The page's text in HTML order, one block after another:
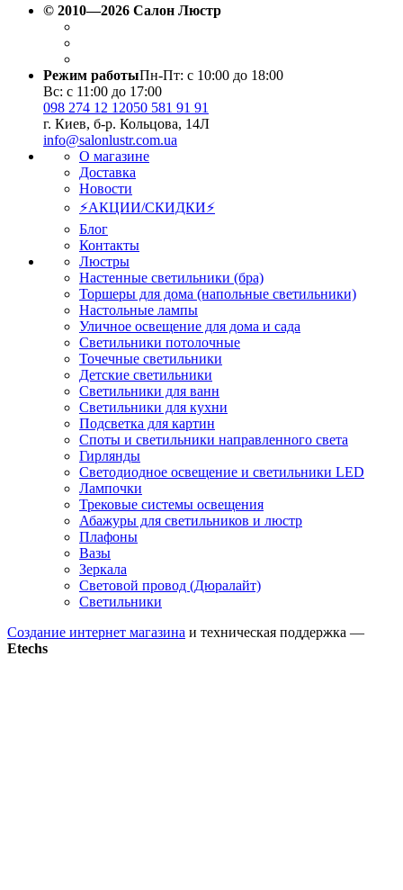
© 2010—2026 Салон Люстр
Режим работыПн-Пт: с 10:00 до 18:00
Вс: с 11:00 до 17:00
098 274 12 12050 581 91 91
г. Киев, б-р. Кольцова, 14Л
info@salonlustr.com.ua
О магазине
Доставка
Новости
⚡АКЦИИ/СКИДКИ⚡
Блог
Контакты
Люстры
Настенные светильники (бра)
Торшеры для дома (напольные светильники)
Настольные лампы
Уличное освещение для дома и сада
Светильники потолочные
Точечные светильники
Детские светильники
Светильники для ванн
Светильники для кухни
Подсветка для картин
Споты и светильники направленного света
Гирлянды
Светодиодное освещение и светильники LED
Лампочки
Трековые системы освещения
Абажуры для светильников и люстр
Плафоны
Вазы
Зеркала
Световой провод (Дюралайт)
Светильники
Создание интернет магазина и техническая поддержка —
Etechs